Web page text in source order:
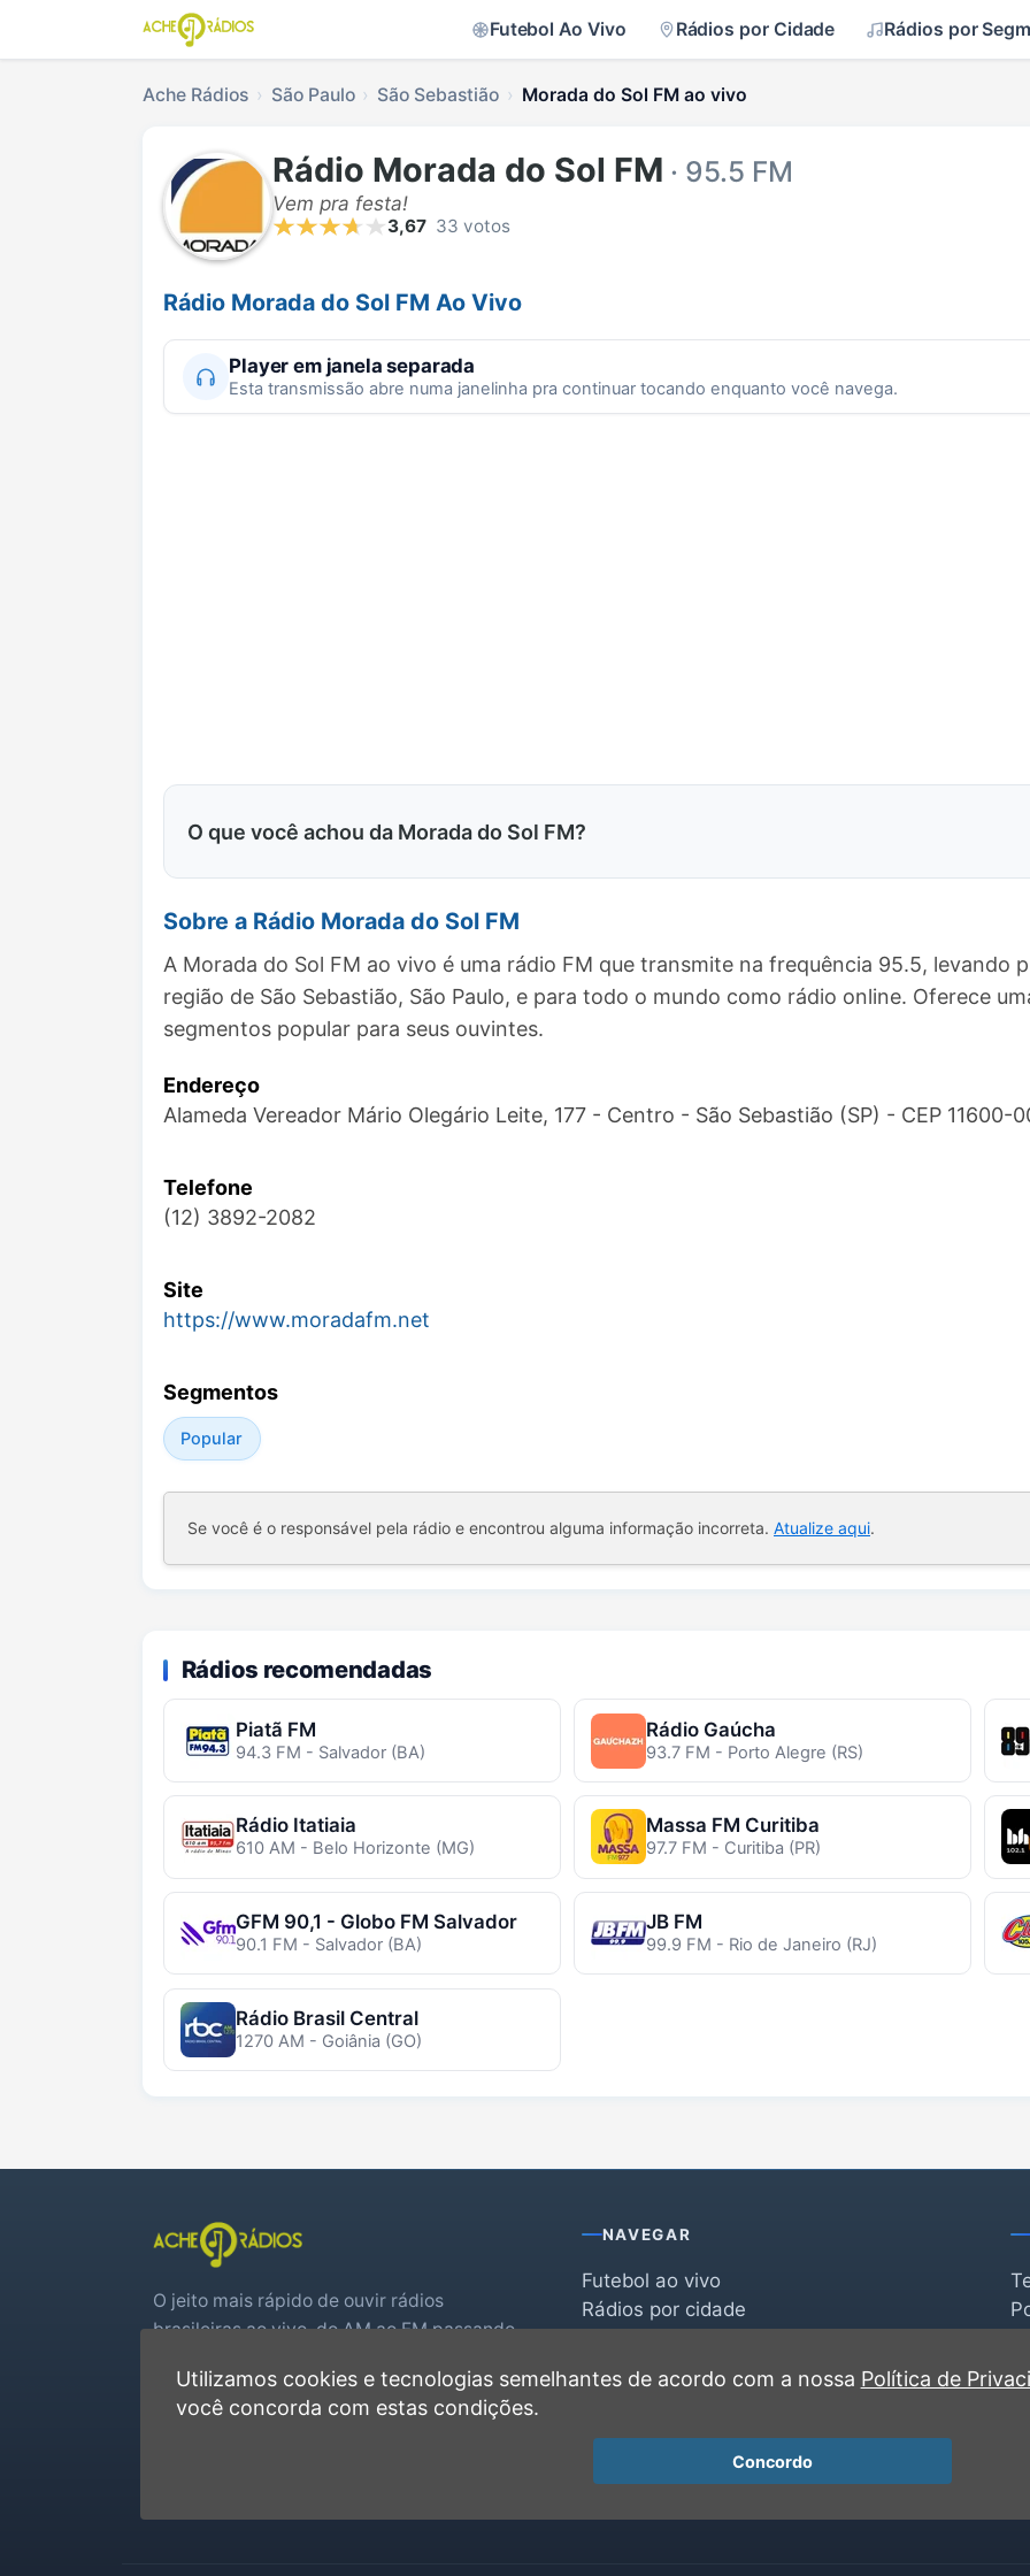
Futebol Ao Vivo Rádios por Cidade Rádios por
Ache Rádios São Paulo São Sebastião Morada do Sol FM ao vivo
Rádio Morada do Sol FM · 95.5 FM
Vem pra festa!
3,67 33 votos
Rádio Morada do Sol FM Ao Vivo
Player em janela separada
Esta transmissão abre numa janelinha pra continuar tocando enquanto você navega.
O que você achou da Morada do Sol FM?
Sobre a Rádio Morada do Sol FM
A Morada do Sol FM ao vivo é uma rádio FM que transmite na frequência 95.5, levando
região de São Sebastião, São Paulo, e para todo o mundo como rádio online. Oferece
segmentos popular para seus ouvintes.
Endereço
Alameda Vereador Mário Olegário Leite, 177 - Centro - São Sebastião (SP) - CEP 11600-
Telefone
(12) 3892-2082
Site
https://www.moradafm.net
Segmentos
Popular
Se você é o responsável pela rádio e encontrou alguma informação incorreta. Atualize aqui.
Rádios recomendadas
Piatã FM
94.3 FM - Salvador (BA)
Rádio Gaúcha
93.7 FM - Porto Alegre (RS)
Rádio Itatiaia
610 AM - Belo Horizonte (MG)
Massa FM Curitiba
97.7 FM - Curitiba (PR)
GFM 90,1 - Globo FM Salvador
90.1 FM - Salvador (BA)
JB FM
99.9 FM - Rio de Janeiro (RJ)
Rádio Brasil Central
1270 AM - Goiânia (GO)
O jeito mais rápido de ouvir rádios
brasileiras ao vivo, do AM ao FM passando
real.
NAVEGAR
Futebol ao vivo
Rádios por cidade
Favoritas
Utilizamos cookies e tecnologias semelhantes de acordo com a nossa Política de
você concorda com estas condições.
Concordo